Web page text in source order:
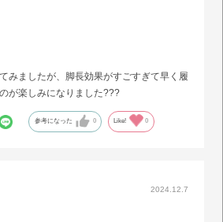
みましたが、脚長効果がすごすぎて早く履
が楽しみになりました???
参考になった 0 Like! 0
2024.12.7